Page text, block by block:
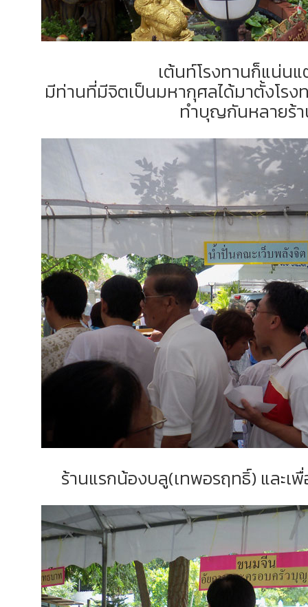
เต้นท์โรงทานก็แน่นแ
มีท่านที่มีจิตเป็นมหากุศลได้มาตั้งโรง
ทำบุญกันหลายร้
ร้านแรกน้องบลู(เทพอรฤทธิ์) และเ